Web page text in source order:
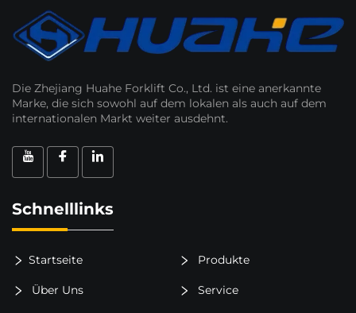
Die Zhejiang Huahe Forklift Co., Ltd. ist eine anerkannte
Marke, die sich sowohl auf dem lokalen als auch auf dem
internationalen Markt weiter ausdehnt.
Schnelllinks
Startseite Produkte
Über Uns Service